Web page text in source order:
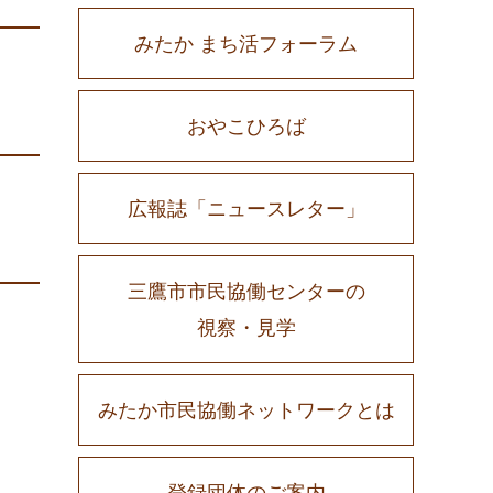
みたか まち活フォーラム
おやこひろば
広報誌「ニュースレター」
三鷹市市民協働センターの
視察・見学
みたか市民協働ネットワークとは